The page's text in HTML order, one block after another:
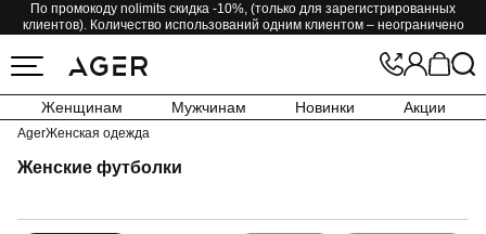
По промокоду nolimits скидка -10%, (только для зарегистрированных
клиентов). Количество использований одним клиентом – неограничено
Женщинам Мужчинам Новинки Акции
AgerЖенская одежда
Женские футболки